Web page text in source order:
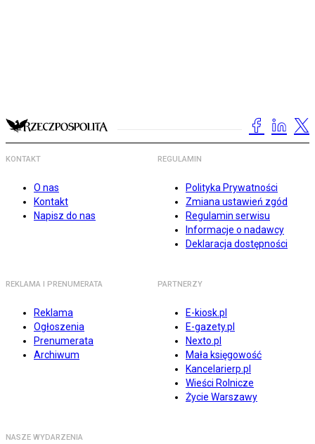
KONTAKT
O nas
Kontakt
Napisz do nas
REGULAMIN
Polityka Prywatności
Zmiana ustawień zgód
Regulamin serwisu
Informacje o nadawcy
Deklaracja dostępności
REKLAMA I PRENUMERATA
Reklama
Ogłoszenia
Prenumerata
Archiwum
PARTNERZY
E-kiosk.pl
E-gazety.pl
Nexto.pl
Mała księgowość
Kancelarierp.pl
Wieści Rolnicze
Życie Warszawy
NASZE WYDARZENIA